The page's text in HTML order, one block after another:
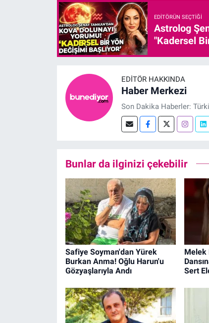
EDITÖRÜN SEÇTIĞI
Astrolog
"Kadersel
EDITÖR HAKKINDA
Haber Merkezi
Son Dakika Haberler:
Bunlar da ilginizi çekebilir
Safiye Soyman'dan Yürek
Burkan Anma! Oğlu Harun'u
Gözyaşlarıyla Andı
Melek
Sert